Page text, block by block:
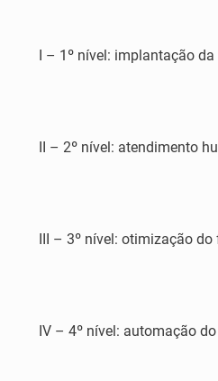
I – 1º nível: implantação
II – 2º nível: atendimento
III – 3º nível: otimização do
IV – 4º nível: automação